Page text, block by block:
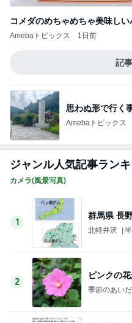
コメダのめちゃめちゃ美味しい
Amebaトピックス 1日前
記
思わぬ形で行く
Amebaトピックス
ジャンル人気記事ラン
カメラ(風景写真)
1
群馬県 長
北軽井沢［半
2
ピンクの
季節のあいだ